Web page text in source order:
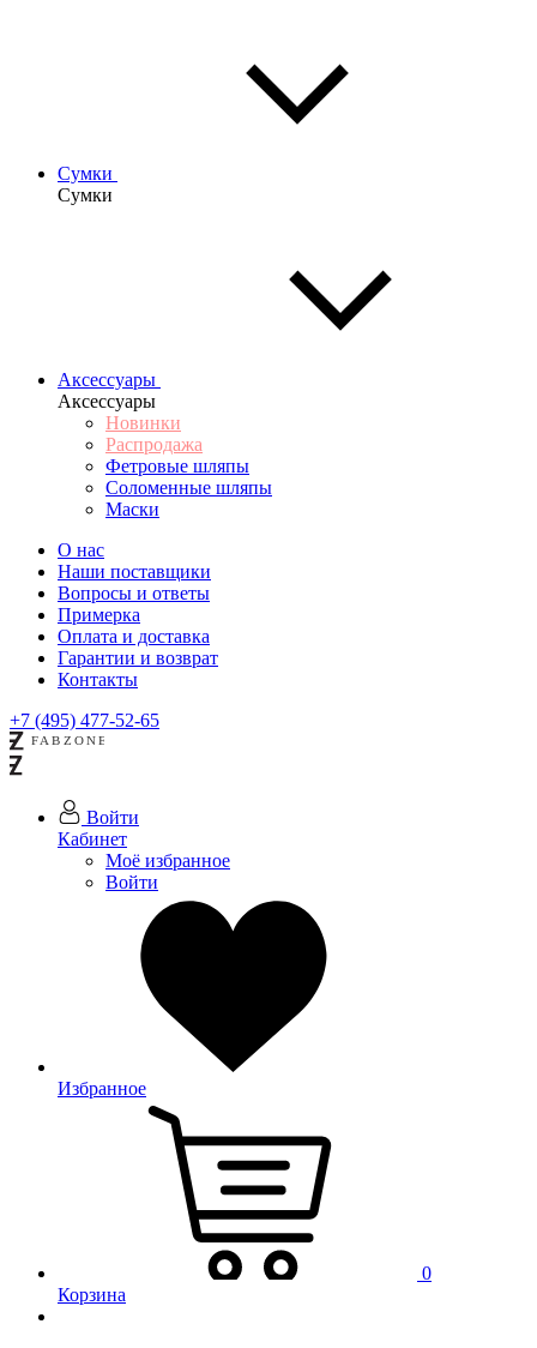
Сумки
Сумки
Аксессуары
Аксессуары
Новинки
Распродажа
Фетровые шляпы
Соломенные шляпы
Маски
О нас
Наши поставщики
Вопросы и ответы
Примерка
Оплата и доставка
Гарантии и возврат
Контакты
+7 (495) 477-52-65
Войти
Кабинет
Моё избранное
Войти
Избранное
0
Корзина